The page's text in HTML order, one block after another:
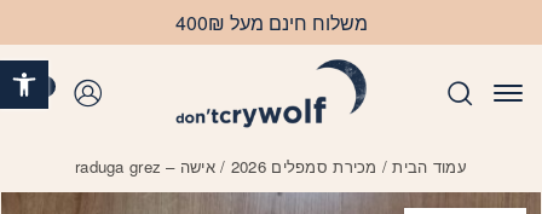
משלוח חינם מעל 400₪
עמוד הבית/ מכירת סמפלים 2026 / אישה – raduga grez